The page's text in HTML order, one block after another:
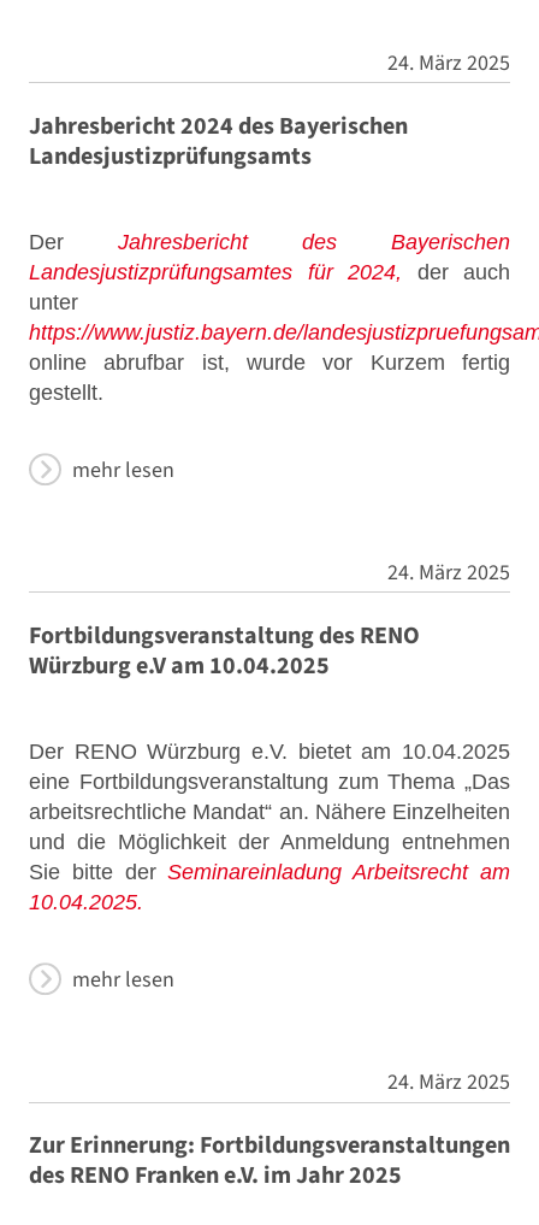
24. März 2025
Jahresbericht 2024 des Bayerischen
Landesjustizprüfungsamts
Der Jahresbericht des Bayerischen
Landesjustizprüfungsamtes für 2024, der auch
unter
https://www.justiz.bayern.de/
online abrufbar ist, wurde vor Kurzem fertig
gestellt.
mehr lesen
24. März 2025
Fortbildungsveranstaltung des RENO
Würzburg e.V am 10.04.2025
Der RENO Würzburg e.V. bietet am 10.04.2025
eine Fortbildungsveranstaltung zum Thema „Das
arbeitsrechtliche Mandat“ an. Nähere Einzelheiten
und die Möglichkeit der Anmeldung entnehmen
Sie bitte derSeminareinladung Arbeitsrecht am
10.04.2025.
mehr lesen
24. März 2025
Zur Erinnerung: Fortbildungsveranstaltungen
des RENO Franken e.V. im Jahr 2025